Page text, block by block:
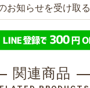
お知らせを受け取る
関連商品